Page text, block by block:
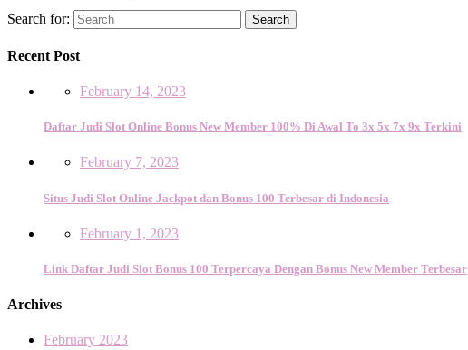
Search for: Search
Recent Post
February 14, 2023
Daftar Judi Slot Online Bonus New Member 100% Di Awal To 3x 5x 7x 9x Terkini
February 7, 2023
Situs Judi Slot Online Jackpot dan Bonus 100 Terbesar di Indonesia
February 1, 2023
Link Daftar Judi Slot Bonus 100 Terpercaya Dengan Bonus New Member Terbesar
Archives
February 2023